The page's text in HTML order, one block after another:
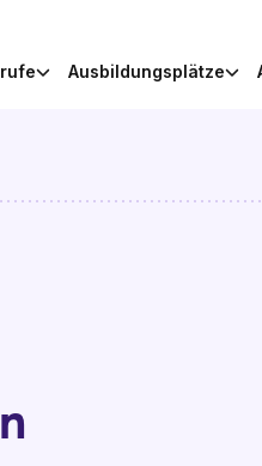
Ausbildungsplätze